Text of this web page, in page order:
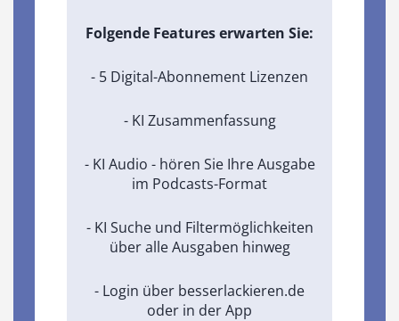
Folgende Features erwarten Sie:
- 5 Digital-Abonnement Lizenzen
- KI Zusammenfassung
- KI Audio - hören Sie Ihre Ausgabe
im Podcasts-Format
- KI Suche und Filtermöglichkeiten
über alle Ausgaben hinweg
- Login über besserlackieren.de
oder in der App